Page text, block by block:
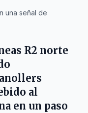
una señal de
R2 norte
al
en un paso